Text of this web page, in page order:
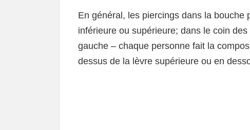
En général, les piercings dans la
inférieure ou supérieure; dans le coin
gauche – chaque personne fait la
dessus de la lèvre supérieure ou en